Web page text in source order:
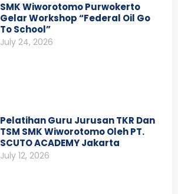
SMK Wiworotomo Purwokerto
Gelar Workshop “Federal Oil Go
To School”
July 24, 2026
Pelatihan Guru Jurusan TKR Dan
TSM SMK Wiworotomo Oleh PT.
SCUTO ACADEMY Jakarta
July 12, 2026